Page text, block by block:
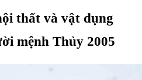
thất và vật dụng
mệnh Thủy 2005